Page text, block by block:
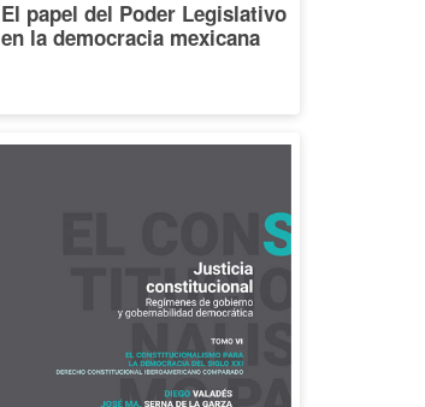
El papel del Poder Legislativo
en la democracia mexicana